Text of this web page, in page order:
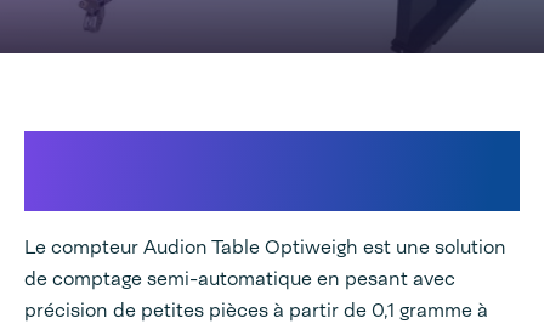
Le compteur Audion Table Optiweigh est une solution
de comptage semi-automatique en pesant avec
précision de petites pièces à partir de 0,1 gramme à